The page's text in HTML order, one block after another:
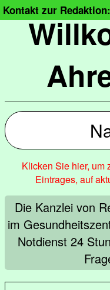
Kontakt zur
Klicken Sie hier, um
Eintrages, auf
Die Kanzlei von
im
Notdienst 24